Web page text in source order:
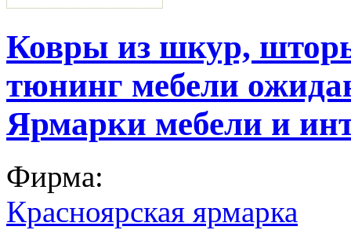
Ковры из шкур,
тюнинг мебели
Ярмарки мебели и
Фирма:
Красноярская ярмарка